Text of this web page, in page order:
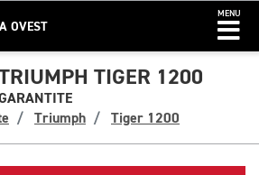
OVEST
MENU
TIGER 1200
Triumph Tiger 1200